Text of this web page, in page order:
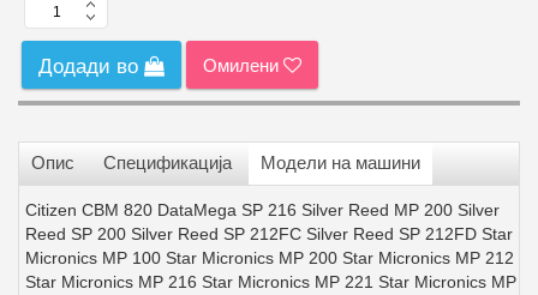
Додади во Омилени
Опис Спецификација Модели на машини
Citizen CBM 820 DataMega SP 216 Silver Reed MP 200 Silver
Reed SP 200 Silver Reed SP 212FC Silver Reed SP 212FD Star
Micronics MP 100 Star Micronics MP 200 Star Micronics MP 212
Star Micronics MP 216 Star Micronics MP 221 Star Micronics MP